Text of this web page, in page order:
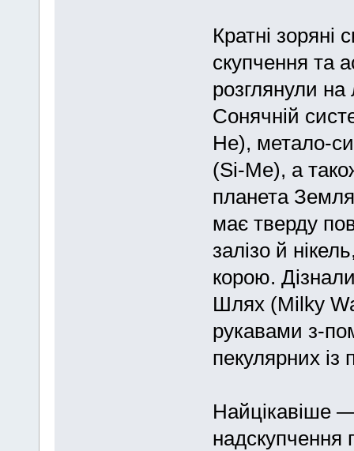
Кратні зоряні
скупчення та
розглянули
Сонячній
Не), метало-
(Si-Ме), а
планета
має тверду
залізо й
корою.
Шлях (Milky
рукавами з-
пекулярних
Найцікавіше
надскупчення